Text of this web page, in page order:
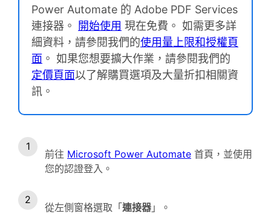
Power Automate 的 Adobe PDF Services
連接器。
開始使用 現在免費。 如需更多詳
細資料，請參閱我們的使用量上限和授權頁
面 。 如果您想要擴大作業，請參閱我們的
定價頁面以了解購買選項及大量折扣相關資
訊。
前往 Microsoft Power Automate 首頁，並使用
您的認證登入。
從左側窗格選取「連接器 」。